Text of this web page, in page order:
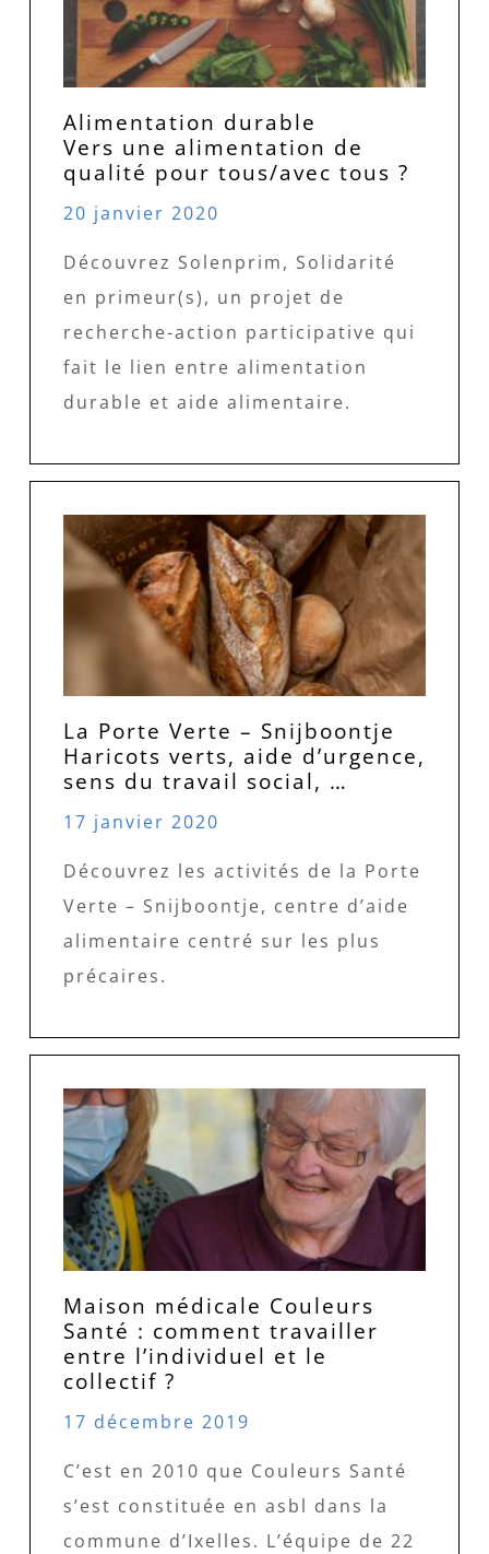
Alimentation durable
Vers une alimentation de
qualité pour tous/avec tous ?
20 janvier 2020
Découvrez Solenprim, Solidarité
en primeur(s), un projet de
recherche-action participative qui
fait le lien entre alimentation
durable et aide alimentaire.
La Porte Verte – Snijboontje
Haricots verts, aide d’urgence,
sens du travail social, …
17 janvier 2020
Découvrez les activités de la Porte
Verte – Snijboontje, centre d’aide
alimentaire centré sur les plus
précaires.
Maison médicale Couleurs
Santé : comment travailler
entre l’individuel et le
collectif ?
17 décembre 2019
C’est en 2010 que Couleurs Santé
s’est constituée en asbl dans la
commune d’Ixelles. L’équipe de 22